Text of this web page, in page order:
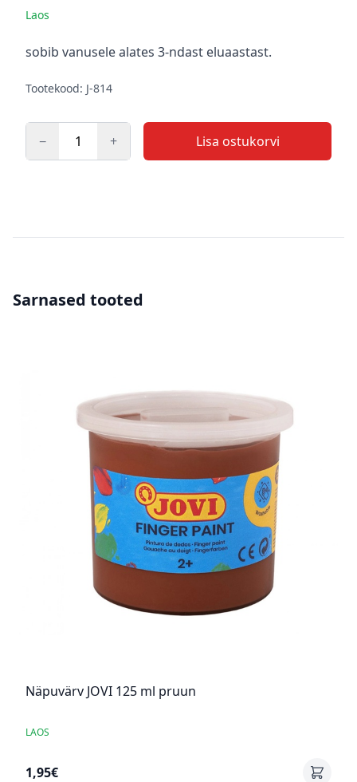
Laos
Kirjeldus
sobib vanusele alates 3-ndast eluaastast.
Tootekood: J-814
− + Lisa ostukorvi
Sarnased tooted
Näpuvärv JOVI 125 ml pruun
LAOS
1,95€